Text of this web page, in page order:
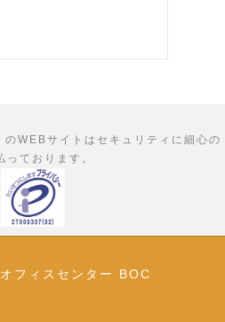
WEBサイトはセキュリティに細心の
っております。
フィスセンター BOC